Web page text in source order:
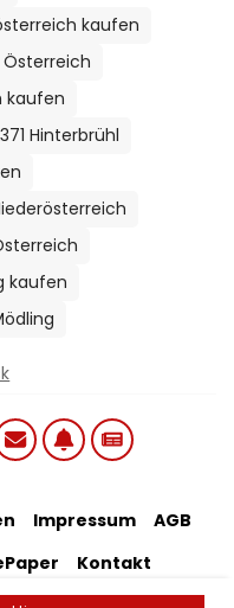
kaufen
kaufen
Hinterbrühl
kaufen
Menu
Impressum
AGB
Kontakt